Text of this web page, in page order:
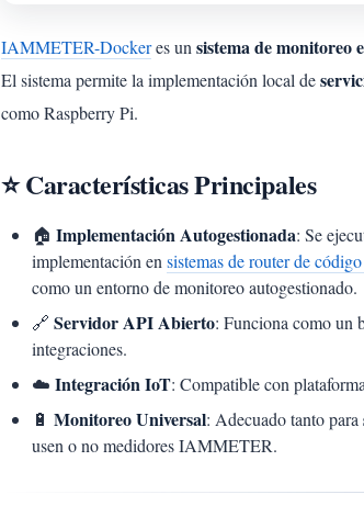
IAMMETER-Dockeres un sistema de monitoreo
El sistema permite la implementación local de
como Raspberry Pi.
⭐ Características Principales
🏠 Implementación Autogestionada: Se
implementación en sistemas de router de
como un entorno de monitoreo autogestionado.
🔗 Servidor API Abierto: Funciona como un
integraciones.
☁️ Integración IoT: Compatible con
🔋 Monitoreo Universal: Adecuado tanto para
usen o no medidores IAMMETER.